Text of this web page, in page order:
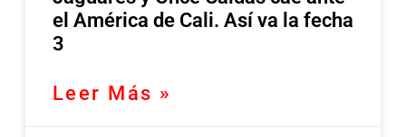
el América de Cali. Así va la fecha
3
Leer Más »